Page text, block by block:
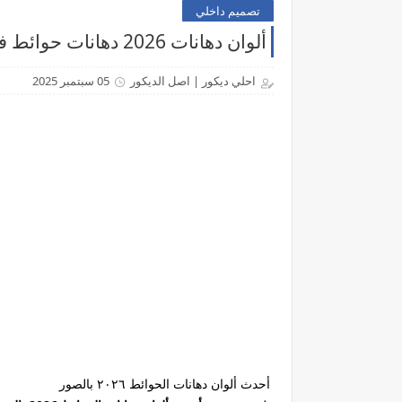
تصميم داخلي
ألوان دهانات 2026 دهانات حوائط فاتحة - موقع احلي ديكور
احلي ديكور | اصل الديكور 05 سبتمبر 2025
أحدث ألوان دهانات الحوائط ٢٠٢٦ بالصور